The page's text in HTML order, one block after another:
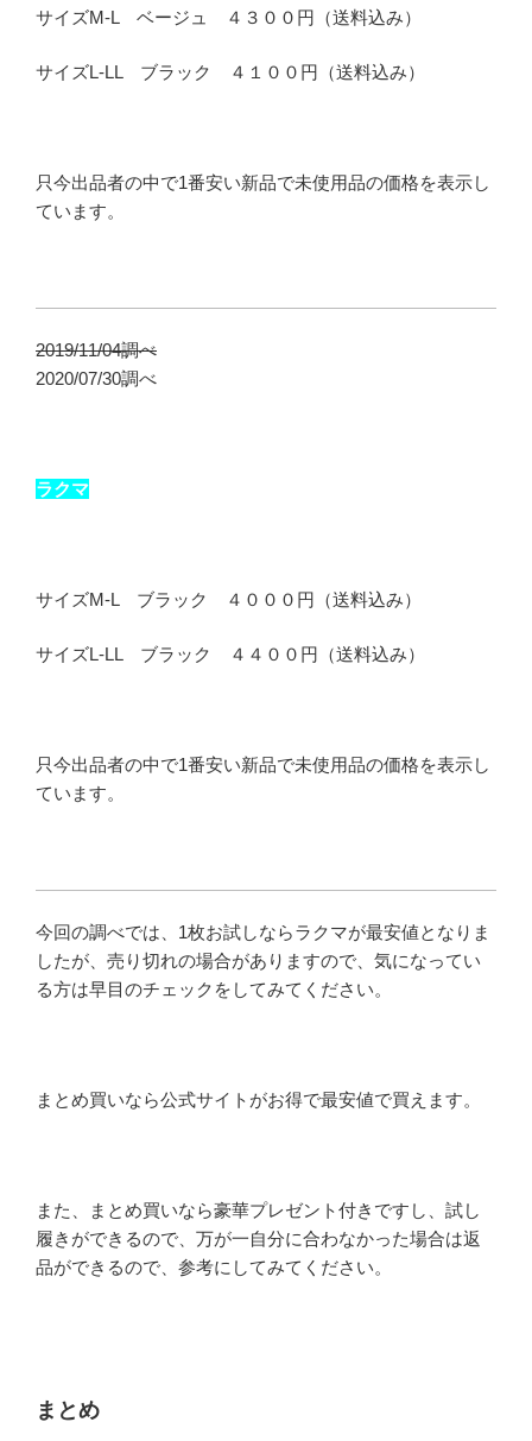
サイズM-L ベージュ ４３００円（送料込み）
サイズL-LL ブラック ４１００円（送料込み）
只今出品者の中で1番安い新品で未使用品の価格を表示し
ています。
2019/11/04調べ
2020/07/30調べ
ラクマ
サイズM-L ブラック ４０００円（送料込み）
サイズL-LL ブラック ４４００円（送料込み）
只今出品者の中で1番安い新品で未使用品の価格を表示し
ています。
今回の調べでは、1枚お試しならラクマが最安値となりま
したが、売り切れの場合がありますので、気になってい
る方は早目のチェックをしてみてください。
まとめ買いなら公式サイトがお得で最安値で買えます。
また、まとめ買いなら豪華プレゼント付きですし、試し
履きができるので、万が一自分に合わなかった場合は返
品ができるので、参考にしてみてください。
まとめ